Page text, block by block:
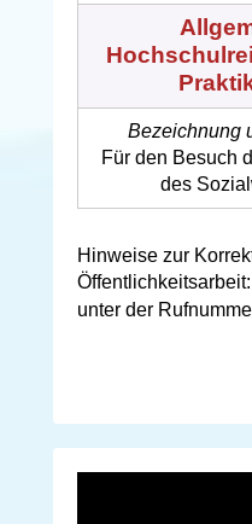
Bezeichnung
Für den Besuch
des
Hinweise zur
Öffentlichkeitsarbeit:
unter der